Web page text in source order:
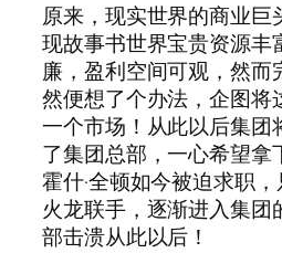
原来，现实世界的商业巨
现故事书世界宝贵资源丰
廉，盈利空间可观，然而
然便想了个办法，企图将
一个市场！从此以后集团
了集团总部，一心希望拿
霍什·全顿如今被迫求职
火龙联手，逐渐进入集团
部击溃从此以后！